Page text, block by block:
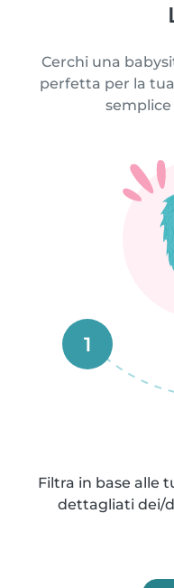
Cerchi una
perfetta per la
1
Filtra in base alle
dettagliati dei/